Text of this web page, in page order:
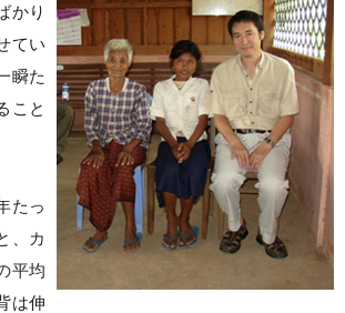
かり
てい
瞬た
こと
たっ
、カ
平均
は伸